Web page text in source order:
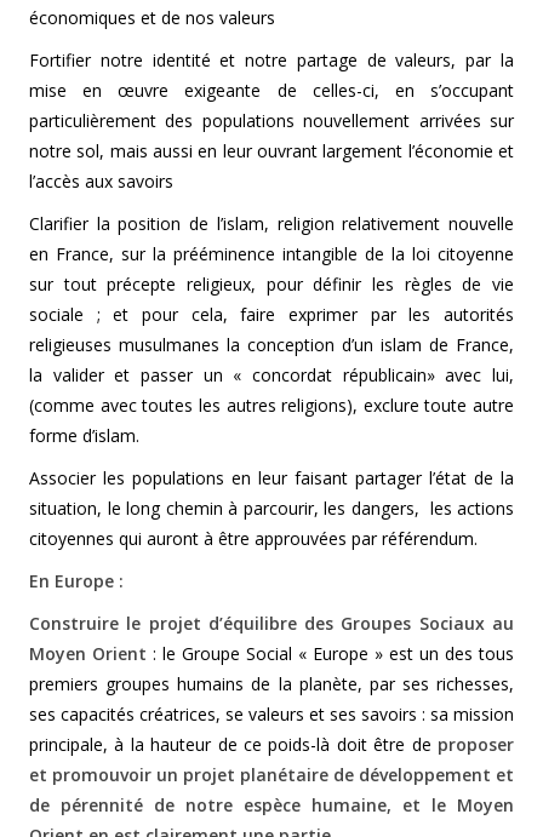
économiques et de nos valeurs
Fortifier notre identité et notre partage de valeurs, par la
mise en œuvre exigeante de celles-ci, en s’occupant
particulièrement des populations nouvellement arrivées sur
notre sol, mais aussi en leur ouvrant largement l’économie et
l’accès aux savoirs
Clarifier la position de l’islam, religion relativement nouvelle
en France, sur la prééminence intangible de la loi citoyenne
sur tout précepte religieux, pour définir les règles de vie
sociale ; et pour cela, faire exprimer par les autorités
religieuses musulmanes la conception d’un islam de France,
la valider et passer un « concordat républicain» avec lui,
(comme avec toutes les autres religions), exclure toute autre
forme d’islam.
Associer les populations en leur faisant partager l’état de la
situation, le long chemin à parcourir, les dangers, les actions
citoyennes qui auront à être approuvées par référendum.
En Europe :
Construire le projet d’équilibre des Groupes Sociaux au
Moyen Orient : le Groupe Social « Europe » est un des tous
premiers groupes humains de la planète, par ses richesses,
ses capacités créatrices, se valeurs et ses savoirs : sa mission
principale, à la hauteur de ce poids-là doit être de proposer
et promouvoir un projet planétaire de développement et
de pérennité de notre espèce humaine, et le Moyen